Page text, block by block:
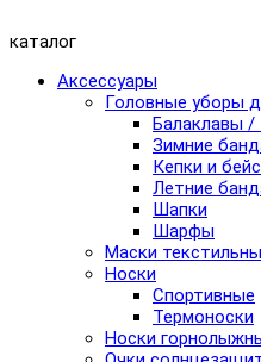
каталог
Аксессуары
Головные уборы
Балаклавы /
Зимние
Кепки и
Летние
Шапки
Шарфы
Маски
Носки
Спортивные
Термоноски
Носки